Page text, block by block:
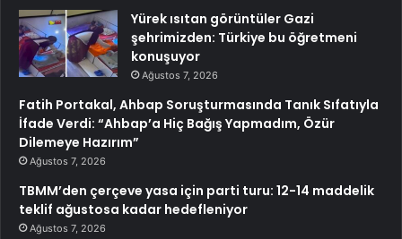
Yürek ısıtan görüntüler Gazi
şehrimizden: Türkiye bu öğretmeni
konuşuyor
Ağustos 7, 2026
Fatih Portakal, Ahbap Soruşturmasında Tanık Sıfatıyla
İfade Verdi: “Ahbap’a Hiç Bağış Yapmadım, Özür
Dilemeye Hazırım”
Ağustos 7, 2026
TBMM’den çerçeve yasa için parti turu: 12-14 maddelik
teklif ağustosa kadar hedefleniyor
Ağustos 7, 2026